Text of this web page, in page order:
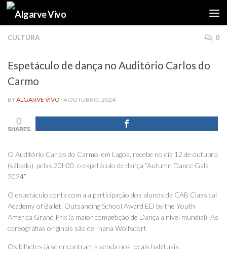
Skip to content
CULTURA 0
Espetáculo de dança no Auditório Carlos do
Carmo
BYALGARVE VIVO ·4 OUTUBRO, 2024
0
SHARES
O Auditório Carlos do Carmo, em Lagoa, recebe no dia 12 de outubro
(sábado), pelas 20h00, o espetáculo de dança “Autumn Dance Gala
2024”.
O espetáculo conta com a a participação dos alunos da CAB Classical
Academy of Ballet, Outsanding School Award ED by the Youth
America Grand Prix (a maior competição de Dança a nível mundial). As
coreografias originais são de Inana Wolfsdorf.
Os bilhetes já se encontram à venda nos locais habituais.